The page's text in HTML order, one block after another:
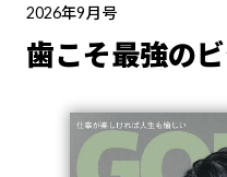
2026年9月号
歯こそ最強の